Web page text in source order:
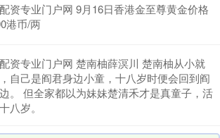
资专业门户网 9月16日香港金至尊黄金价格
港币/两
资专业门户网 楚南柚薛溟川 楚南柚从小就
自己是阎君身边小童，十八岁时便会回到阎
。 但全家都以为妹妹楚清禾才是真童子，活
八岁。